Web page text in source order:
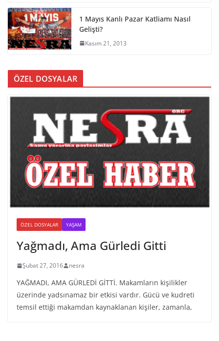
1 Mayıs Kanlı Pazar Katliamı Nasıl
Gelişti?
Kasım 21, 2013
ÖZEL DOSYALAR
ÖZEL DOSYALAR YAŞAM
Yağmadı, Ama Gürledi Gitti
Şubat 27, 2016 nesra
YAĞMADI, AMA GÜRLEDİ GİTTİ. Makamların kişilikler
üzerinde yadsınamaz bir etkisi vardır. Gücü ve kudreti
temsil ettiği makamdan kaynaklanan kişiler, zamanla,